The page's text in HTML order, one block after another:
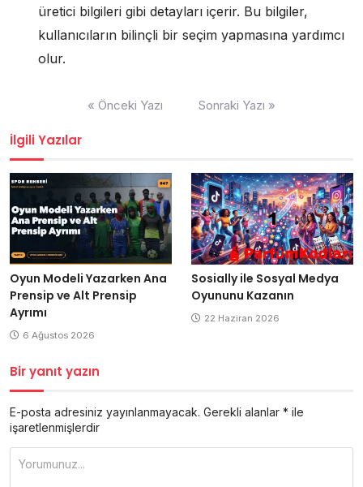
üretici bilgileri gibi detayları içerir. Bu bilgiler,
kullanıcıların bilinçli bir seçim yapmasına yardımcı
olur.
« Önceki Yazı Sonraki Yazı »
İlgili Yazılar
Oyun Modeli Yazarken Ana
Prensip ve Alt Prensip
Ayrımı
6 Ağustos 2026
Sosially ile Sosyal Medya
Oyununu Kazanın
22 Haziran 2026
Bir yanıt yazın
E-posta adresiniz yayınlanmayacak. Gerekli alanlar * ile
işaretlenmişlerdir